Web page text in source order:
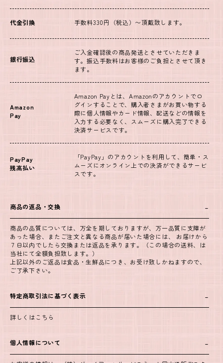
代金引換 手数料330円（税込）〜頂戴致します。
銀行振込
ご入金確認後の商品発送とさせていただきま
す。振込手数料はお客様のご負担とさせて頂き
ます。
Amazon
Pay
Amazon Payとは、Amazonのアカウントでロ
グインすることで、購入者さまがお買い物する
際に個人情報やカード情報、配送などの情報を
入力する必要なく、スムーズに購入完了できる
決済サービスです。
PayPay
残高払い
「PayPay」のアカウントを利用して、簡単・ス
ムーズにオンライン上での決済ができるサービ
スです。
商品の返品・交換
商品の品質については、万全を期しておりますが、万一品質に支障が
あった場合、またご注文と異なる商品が届いた場合には、 お届けから
７日以内でしたら交換または返品を承ります。（この場合の送料、は
当社にて全額負担致します。）
上記以外のご返品は食品・生鮮品につき、お受け致しかねますので、
ご了承下さい。
特定商取引法に基づく表示
詳しくはこちら
個人情報について